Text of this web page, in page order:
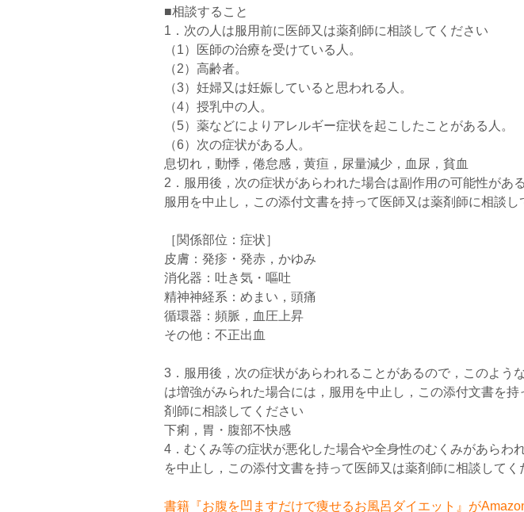
■相談すること
1．次の人は服用前に医師又は薬剤師に相談してください
（1）医師の治療を受けている人。
（2）高齢者。
（3）妊婦又は妊娠していると思われる人。
（4）授乳中の人。
（5）薬などによりアレルギー症状を起こしたことがある人。
（6）次の症状がある人。
息切れ，動悸，倦怠感，黄疸，尿量減少，血尿，貧血
2．服用後，次の症状があらわれた場合は副作用の可能性があ
服用を中止し，この添付文書を持って医師又は薬剤師に相談し
［関係部位：症状］
皮膚：発疹・発赤，かゆみ
消化器：吐き気・嘔吐
精神神経系：めまい，頭痛
循環器：頻脈，血圧上昇
その他：不正出血
3．服用後，次の症状があらわれることがあるので，このよう
は増強がみられた場合には，服用を中止し，この添付文書を持
剤師に相談してください
下痢，胃・腹部不快感
4．むくみ等の症状が悪化した場合や全身性のむくみがあらわ
を中止し，この添付文書を持って医師又は薬剤師に相談してく
書籍『お腹を凹ますだけで痩せるお風呂ダイエット』が